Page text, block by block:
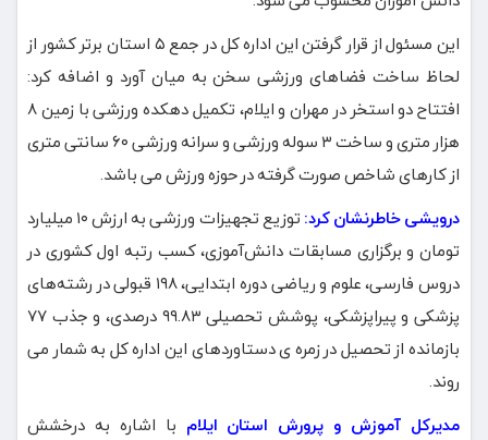
این مسئول از قرار گرفتن این اداره کل در جمع ۵ استان برتر کشور از
لحاظ ساخت فضاهای ورزشی سخن به میان آورد و اضافه کرد:
افتتاح دو استخر در مهران و ایلام، تکمیل دهکده ورزشی با زمین ۸
هزار متری و ساخت ۳ سوله ورزشی و سرانه ورزشی ۶۰ سانتی متری
از کارهای شاخص صورت گرفته در حوزه ورزش می باشد.
درویشی خاطرنشان کرد:
توزیع تجهیزات ورزشی به ارزش ۱۰ میلیارد
تومان و برگزاری مسابقات دانش‌آموزی، کسب رتبه اول کشوری در
دروس فارسی، علوم و ریاضی دوره ابتدایی، ۱۹۸ قبولی در رشته‌های
پزشکی و پیراپزشکی، پوشش تحصیلی ۹۹.۸۳ درصدی، و جذب ۷۷
بازمانده از تحصیل در زمره ی دستاوردهای این اداره کل به شمار می
روند.
مدیرکل آموزش و پرورش استان ایلام با اشاره به درخشش